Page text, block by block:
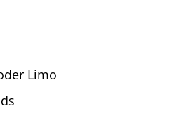
Limo